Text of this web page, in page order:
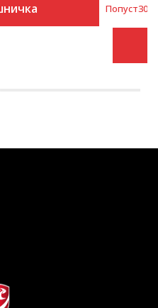
Попуст30